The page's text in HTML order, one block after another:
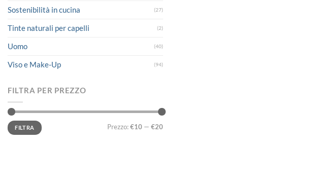
Sostenibilità in cucina (27)
Tinte naturali per capelli (2)
Uomo (40)
Viso e Make-Up (94)
FILTRA PER PREZZO
Prezzo
Min
Prezzo
MaxFILTRA Prezzo:€10 — €20